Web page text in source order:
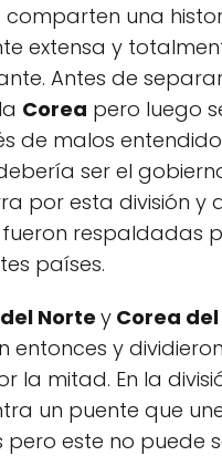
comparten una
extensa y
Antes de
Corea pero luego
de malos
ser el
por esta división y
respaldadas
países.
Nortey Corea del
entonces y
la mitad. En la
un puente que
pero este no puede